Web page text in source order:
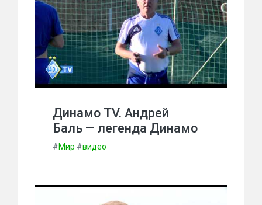
Динамо TV. Андрей
Баль — легенда Динамо
#Мир #видео